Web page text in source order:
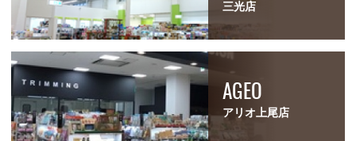
三光店
AGEO
アリオ上尾店